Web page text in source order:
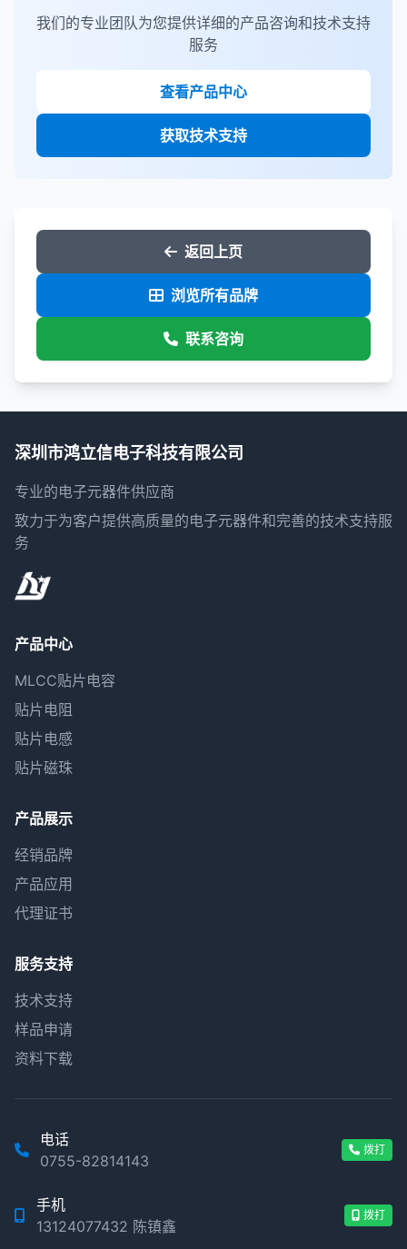
我们的专业团队为您提供详细的产品咨询和技术支持
服务
查看产品中心
获取技术支持
返回上页
浏览所有品牌
联系咨询
深圳市鸿立信电子科技有限公司
专业的电子元器件供应商
致力于为客户提供高质量的电子元器件和完善的技术支持服
务
产品中心
MLCC贴片电容
贴片电阻
贴片电感
贴片磁珠
产品展示
经销品牌
产品应用
代理证书
服务支持
技术支持
样品申请
资料下载
电话
0755-82814143
拨打
手机
13124077432 陈镇鑫
拨打